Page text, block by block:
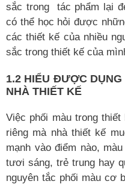
sắc trong tác phẩm lại
có thể học hỏi được
các thiết kế của nhiều
sắc trong thiết kế của
1.2 HIỂU ĐƯỢC
NHÀ THIẾT KẾ
Việc phối màu trong
riêng mà nhà thiết kế
mạnh vào điểm nào,
tươi sáng, trẻ trung hay
nguyên tắc phối màu cơ